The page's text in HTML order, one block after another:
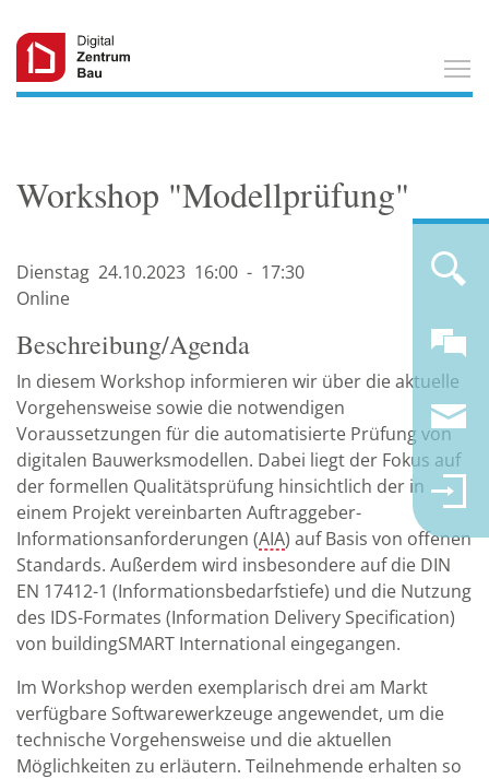
Workshop "Modellprüfung"
Dienstag 24.10.2023 16:00 - 17:30
Online
Beschreibung/Agenda
In diesem Workshop informieren wir über die aktuelle
Vorgehensweise sowie die notwendigen
Voraussetzungen für die automatisierte Prüfung von
digitalen Bauwerksmodellen. Dabei liegt der Fokus auf
der formellen Qualitätsprüfung hinsichtlich der in
einem Projekt vereinbarten Auftraggeber-
Informationsanforderungen (AIA) auf Basis von offenen
Standards. Außerdem wird insbesondere auf die DIN
EN 17412-1 (Informationsbedarfstiefe) und die Nutzung
des IDS-Formates (Information Delivery Specification)
von buildingSMART International eingegangen.
Im Workshop werden exemplarisch drei am Markt
verfügbare Softwarewerkzeuge angewendet, um die
technische Vorgehensweise und die aktuellen
Möglichkeiten zu erläutern. Teilnehmende erhalten so